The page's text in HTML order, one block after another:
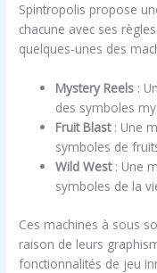
Spintropolis propose
chacune avec ses
quelques-unes des
Mystery Reels :
des symboles
Fruit Blast: Une
symboles de
Wild West: Une
symboles de la
Ces machines à sous
raison de leurs
fonctionnalités de jeu